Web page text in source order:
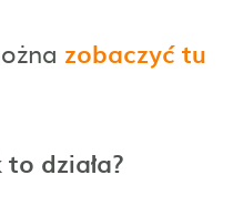
zobaczyć tu
działa?